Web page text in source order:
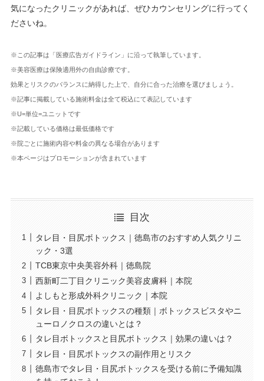
気になったクリニックがあれば、ぜひカウンセリングに行ってく
ださいね。
※この記事は「医療広告ガイドライン」に沿って執筆しています。
※美容医療は保険適用外の自由診療です。
効果とリスクのバランスに納得した上で、自分に合った治療を選びましょう。
※記事に掲載している施術料金は全て税込にて表記しています
※U=単位=ユニットです
※記載している価格は最低価格です
※院ごとに施術内容や料金の異なる場合があります
※本ページはプロモーションが含まれています
目次
タレ目・目尻ボトックス｜徳島市のおすすめ人気クリニ
ック・3選
TCB東京中央美容外科｜徳島院
西新町二丁目クリニック美容皮膚科｜本院
よしもと形成外科クリニック｜本院
タレ目・目尻ボトックスの種類｜ボトックスビスタやニ
ューロノクロスの違いとは？
タレ目ボトックスと目尻ボトックス｜効果の違いは？
タレ目・目尻ボトックスの副作用とリスク
徳島市でタレ目・目尻ボトックスを受ける前に予備知識